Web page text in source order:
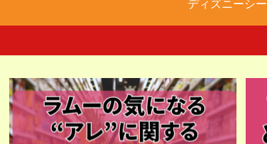
ディズニーシー